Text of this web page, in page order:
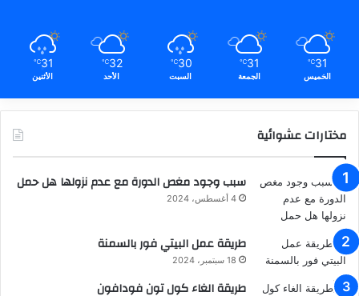
31
℃
الخميس
31
℃
الجمعة
30
℃
السبت
32
℃
الأحد
31
℃
الأثنين
مختارات عشوائية
سبب وجود مغص الدورة مع عدم نزولها هل حمل
4 أغسطس، 2024
طريقة عمل البيتي فور بالسمنة
18 سبتمبر، 2024
طريقة الغاء كول تون فودافون